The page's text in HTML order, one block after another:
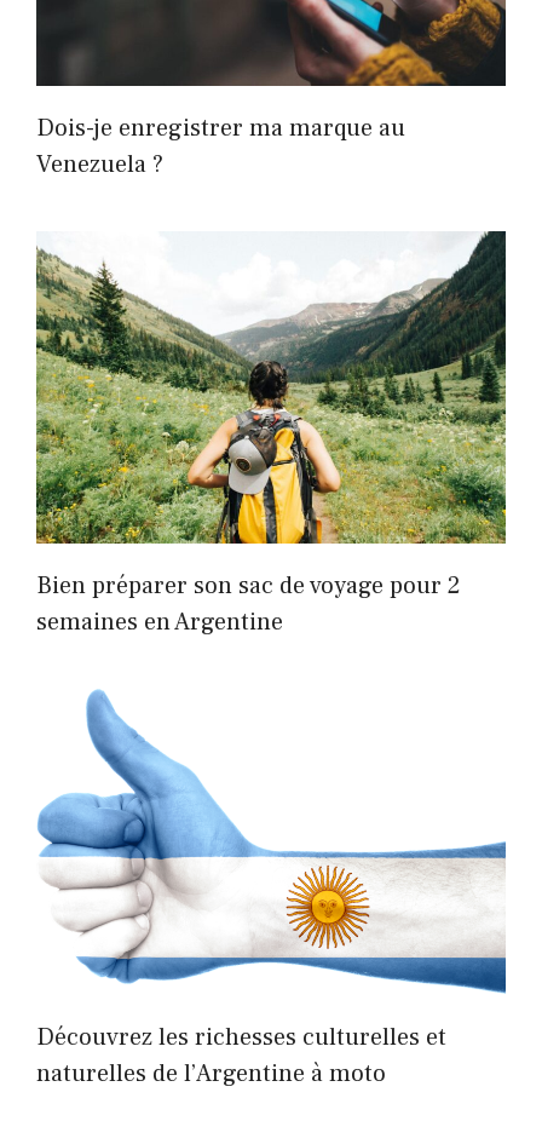
Dois-je enregistrer ma marque au
Venezuela ?
Bien préparer son sac de voyage pour 2
semaines en Argentine
Découvrez les richesses culturelles et
naturelles de l’Argentine à moto